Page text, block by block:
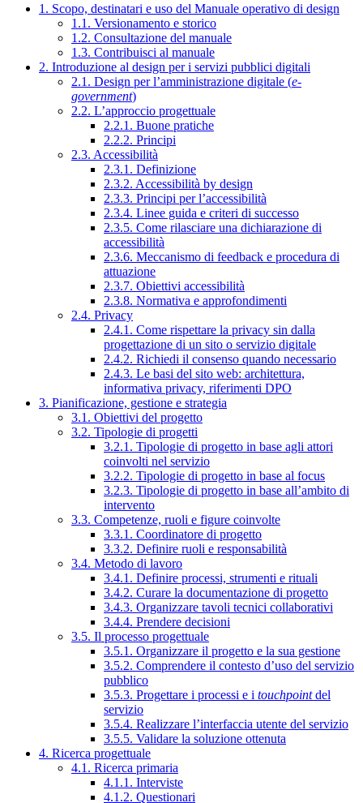
1. Scopo, destinatari e uso del Manuale operativo di design
1.1. Versionamento e storico
1.2. Consultazione del manuale
1.3. Contribuisci al manuale
2. Introduzione al design per i servizi pubblici digitali
2.1. Design per l’amministrazione digitale (e-
government)
2.2. L’approccio progettuale
2.2.1. Buone pratiche
2.2.2. Principi
2.3. Accessibilità
2.3.1. Definizione
2.3.2. Accessibilità by design
2.3.3. Principi per l’accessibilità
2.3.4. Linee guida e criteri di successo
2.3.5. Come rilasciare una dichiarazione di
accessibilità
2.3.6. Meccanismo di feedback e procedura di
attuazione
2.3.7. Obiettivi accessibilità
2.3.8. Normativa e approfondimenti
2.4. Privacy
2.4.1. Come rispettare la privacy sin dalla
progettazione di un sito o servizio digitale
2.4.2. Richiedi il consenso quando necessario
2.4.3. Le basi del sito web: architettura,
informativa privacy, riferimenti DPO
3. Pianificazione, gestione e strategia
3.1. Obiettivi del progetto
3.2. Tipologie di progetti
3.2.1. Tipologie di progetto in base agli attori
coinvolti nel servizio
3.2.2. Tipologie di progetto in base al focus
3.2.3. Tipologie di progetto in base all’ambito di
intervento
3.3. Competenze, ruoli e figure coinvolte
3.3.1. Coordinatore di progetto
3.3.2. Definire ruoli e responsabilità
3.4. Metodo di lavoro
3.4.1. Definire processi, strumenti e rituali
3.4.2. Curare la documentazione di progetto
3.4.3. Organizzare tavoli tecnici collaborativi
3.4.4. Prendere decisioni
3.5. Il processo progettuale
3.5.1. Organizzare il progetto e la sua gestione
3.5.2. Comprendere il contesto d’uso del servizio
pubblico
3.5.3. Progettare i processi e i touchpointdel
servizio
3.5.4. Realizzare l’interfaccia utente del servizio
3.5.5. Validare la soluzione ottenuta
4. Ricerca progettuale
4.1. Ricerca primaria
4.1.1. Interviste
4.1.2. Questionari